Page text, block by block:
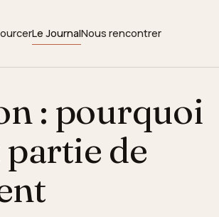
Le JournalNous rencontrer
: pourquoi
de